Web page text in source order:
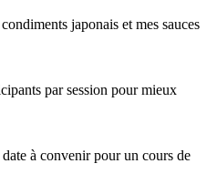
japonais et mes sauces
par session pour mieux
à convenir pour un cours de